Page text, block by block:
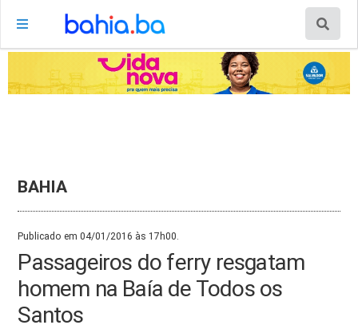
BAHIA
Publicado em 04/01/2016 às 17h00.
Passageiros do ferry resgatam
homem na Baía de Todos os
Santos